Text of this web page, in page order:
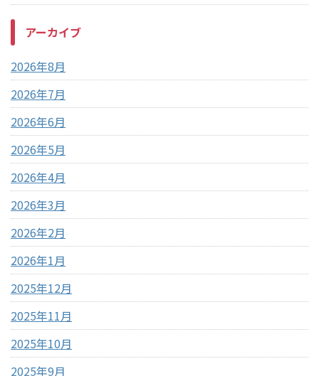
アーカイブ
2026年8月
2026年7月
2026年6月
2026年5月
2026年4月
2026年3月
2026年2月
2026年1月
2025年12月
2025年11月
2025年10月
2025年9月